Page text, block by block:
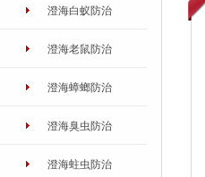
澄海白蚁防治
澄海老鼠防治
澄海蟑螂防治
澄海臭虫防治
澄海蛀虫防治